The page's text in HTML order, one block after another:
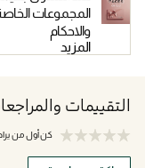
المجموعات
والاحكام
المزيد
التقييمات
كن أول من